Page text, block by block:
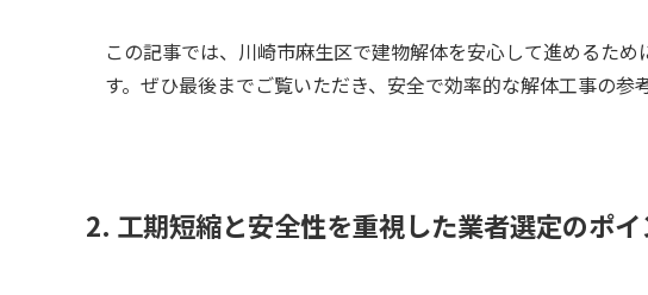
この記事では、川崎市麻生区で建物解体を安心して進めるた
す。ぜひ最後までご覧いただき、安全で効率的な解体工事の参
2. 工期短縮と安全性を重視した業者選定のポイ